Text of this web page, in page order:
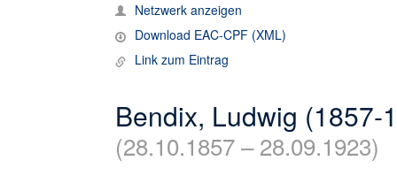
Netzwerk anzeigen
Download EAC-CPF (XML)
Link zum Eintrag
Bendix, Ludwig (1857-
(28.10.1857 – 28.09.1923)